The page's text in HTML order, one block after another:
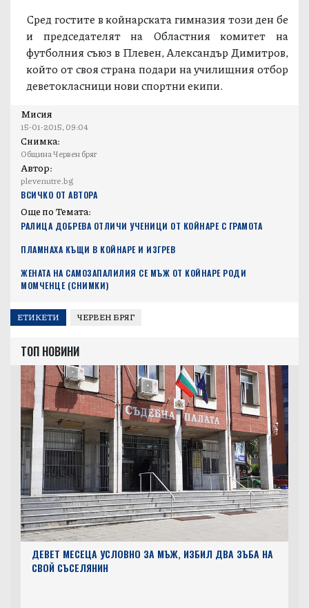
Мисия
15-01-2015, 09:04
Снимка:
Община Червен бряг
Автор:
plevenutre.bg
ВСИЧКО ОТ АВТОРА
Още по Темата:
РАЛИЦА ДОБРЕВА ОТЛИЧИ УЧЕНИЦИ ОТ КОЙНАРЕ С ГРАМОТА
ПЛАМНАХА КЪЩИ В КОЙНАРЕ И ИЗГРЕВ
ЖЕНАТА НА САМОЗАПАЛИЛИЯ СЕ МЪЖ ОТ КОЙНАРЕ РОДИ
МОМЧЕНЦЕ (СНИМКИ)
Сред гостите в койнарската гимназия този ден бе
и председателят на Областния комитет на
футболния съюз в Плевен, Александър Димитров,
който от своя страна подари на училищния отбор
деветокласници нови спортни екипи.
ЕТИКЕТИ ЧЕРВЕН БРЯГ
ТОП НОВИНИ
ДЕВЕТ МЕСЕЦА УСЛОВНО ЗА МЪЖ, ИЗБИЛ ДВА ЗЪБА НА
СВОЙ СЪСЕЛЯНИН